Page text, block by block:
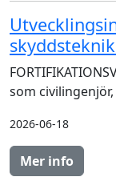
som
2026-06-18
Mer info